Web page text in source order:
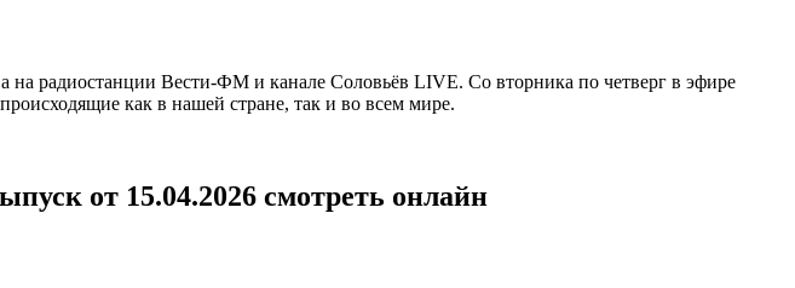
радиостанции Вести-ФМ и канале Соловьёв LIVE. Со вторника по четверг в эфире
как в нашей стране, так и во всем мире.
от 15.04.2026 смотреть онлайн